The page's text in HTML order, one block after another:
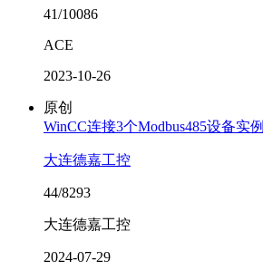
41/10086
ACE
2023-10-26
原创
WinCC连接3个Modbus485设备实例
大连德嘉工控
44/8293
大连德嘉工控
2024-07-29